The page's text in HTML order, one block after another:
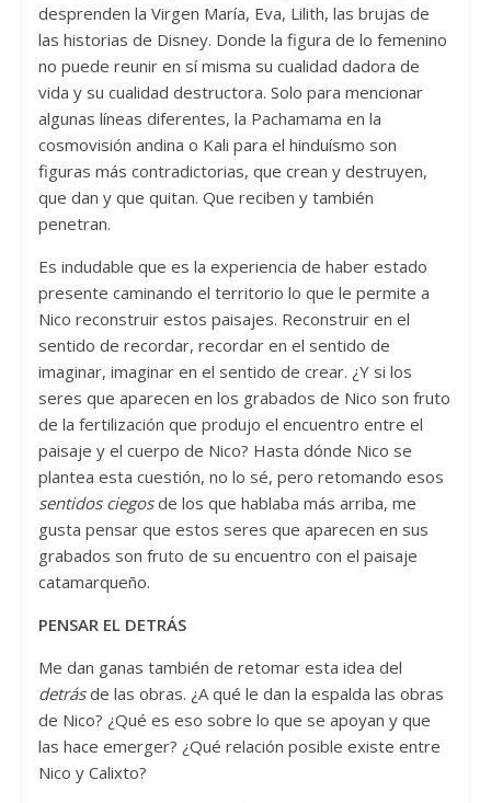
desprenden la Virgen María, Eva, Lilith, las brujas de
las historias de Disney. Donde la figura de lo femenino
no puede reunir en sí misma su cualidad dadora de
vida y su cualidad destructora. Solo para mencionar
algunas líneas diferentes, la Pachamama en la
cosmovisión andina o Kali para el hinduísmo son
figuras más contradictorias, que crean y destruyen,
que dan y que quitan. Que reciben y también
penetran.
Es indudable que es la experiencia de haber estado
presente caminando el territorio lo que le permite a
Nico reconstruir estos paisajes. Reconstruir en el
sentido de recordar, recordar en el sentido de
imaginar, imaginar en el sentido de crear. ¿Y si los
seres que aparecen en los grabados de Nico son fruto
de la fertilización que produjo el encuentro entre el
paisaje y el cuerpo de Nico? Hasta dónde Nico se
plantea esta cuestión, no lo sé, pero retomando esos
sentidos ciegosde los que hablaba más arriba, me
gusta pensar que estos seres que aparecen en sus
grabados son fruto de su encuentro con el paisaje
catamarqueño.
PENSAR EL DETRÁS
Me dan ganas también de retomar esta idea del
detrásde las obras. ¿A qué le dan la espalda las obras
de Nico? ¿Qué es eso sobre lo que se apoyan y que
las hace emerger? ¿Qué relación posible existe entre
Nico y Calixto?